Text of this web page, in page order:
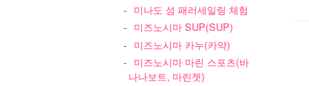
미나도 섬 패러세일링 체험
미즈노시마 SUP(SUP)
미즈노시마 카누(카약)
미즈노시마 마린 스포츠(바
나나보트, 마린젯)